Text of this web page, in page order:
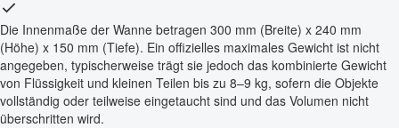
Die Innenmaße der Wanne betragen 300 mm (Breite) x 240 mm
(Höhe) x 150 mm (Tiefe). Ein offizielles maximales Gewicht ist nicht
angegeben, typischerweise trägt sie jedoch das kombinierte Gewicht
von Flüssigkeit und kleinen Teilen bis zu 8–9 kg, sofern die Objekte
vollständig oder teilweise eingetaucht sind und das Volumen nicht
überschritten wird.